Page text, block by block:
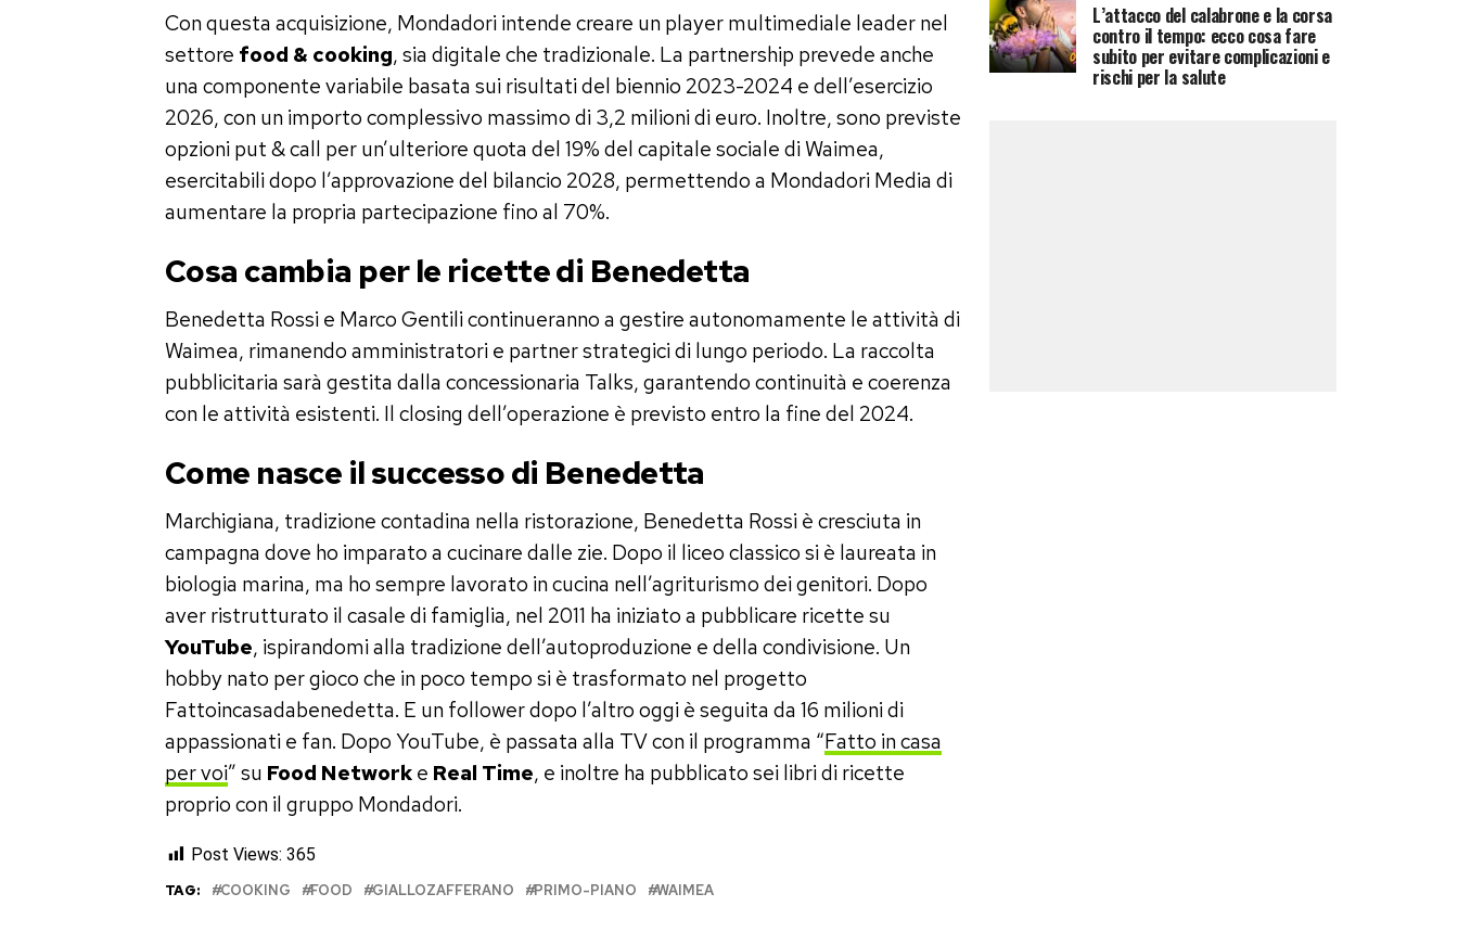
Con questa acquisizione, Mondadori intende creare un player multimediale leader nel
settore food & cooking, sia digitale che tradizionale. La partnership prevede anche
una componente variabile basata sui risultati del biennio 2023-2024 e dell’esercizio
2026, con un importo complessivo massimo di 3,2 milioni di euro. Inoltre, sono previste
opzioni put & call per un’ulteriore quota del 19% del capitale sociale di Waimea,
esercitabili dopo l’approvazione del bilancio 2028, permettendo a Mondadori Media di
aumentare la propria partecipazione fino al 70%.
Cosa cambia per le ricette di Benedetta
Benedetta Rossi e Marco Gentili continueranno a gestire autonomamente le attività di
Waimea, rimanendo amministratori e partner strategici di lungo periodo. La raccolta
pubblicitaria sarà gestita dalla concessionaria Talks, garantendo continuità e coerenza
con le attività esistenti. Il closing dell’operazione è previsto entro la fine del 2024.
Come nasce il successo di Benedetta
Marchigiana, tradizione contadina nella ristorazione, Benedetta Rossi è cresciuta in
campagna dove ho imparato a cucinare dalle zie. Dopo il liceo classico si è laureata in
biologia marina, ma ho sempre lavorato in cucina nell’agriturismo dei genitori. Dopo
aver ristrutturato il casale di famiglia, nel 2011 ha iniziato a pubblicare ricette su
YouTube, ispirandomi alla tradizione dell’autoproduzione e della condivisione. Un
hobby nato per gioco che in poco tempo si è trasformato nel progetto
Fattoincasadabenedetta. E un follower dopo l’altro oggi è seguita da 16 milioni di
appassionati e fan. Dopo YouTube, è passata alla TV con il programma “Fatto in casa
per voi” su Food Networke Real Time, e inoltre ha pubblicato sei libri di ricette
proprio con il gruppo Mondadori.
Post Views: 365
TAG: COOKING FOOD GIALLOZAFFERANO PRIMO-PIANO WAIMEA
L’attacco del calabrone e la corsa
contro il tempo: ecco cosa fare
subito per evitare complicazioni e
rischi per la salute